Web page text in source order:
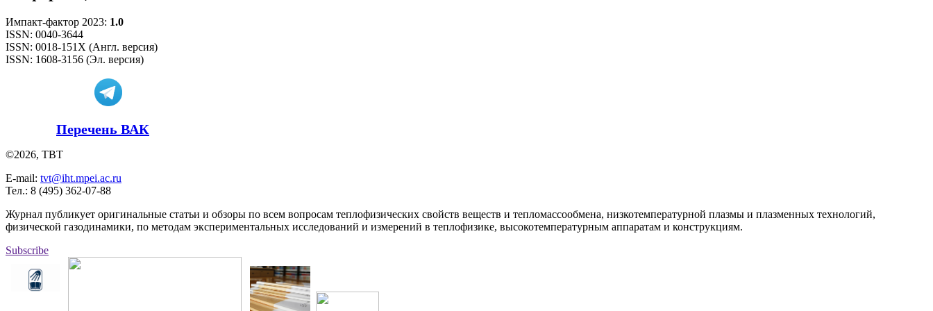
Импакт-фактор 2023: 1.0
ISSN: 0040-3644
ISSN: 0018-151X (Англ. версия)
ISSN: 1608-3156 (Эл. версия)
Перечень ВАК
©2026, ТВТ
E-mail: tvt@iht.mpei.ac.ru
Тел.: 8 (495) 362-07-88
Журнал публикует оригинальные статьи и обзоры по всем вопросам теплофизических свойств веществ и тепломассообмена, низкотемпературной плазмы и плазменных технологий,
физической газодинамики, по методам экспериментальных исследований и измерений в теплофизике, высокотемпературным аппаратам и конструкциям.
Subscribe